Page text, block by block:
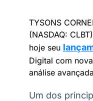
TYSONS
(NASDAQ:
hoje seu
Digital com
análise
Um dos